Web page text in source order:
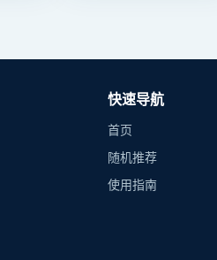
快速导航
首页
随机推荐
使用指南